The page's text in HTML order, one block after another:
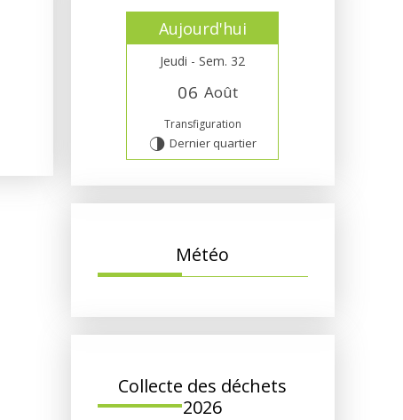
Aujourd'hui
Jeudi - Sem. 32
06 Août
Transfiguration
T Dernier quartier
Météo
Collecte des déchets
2026